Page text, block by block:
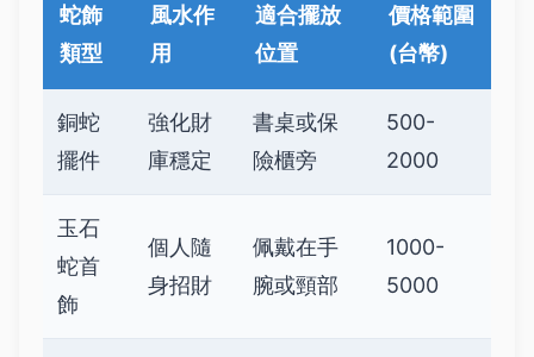
蛇飾
類型
風水作
用
適合擺放
位置
價格範圍
(台幣)
銅蛇
擺件
強化財
庫穩定
書桌或保
險櫃旁
500-
2000
玉石
蛇首
飾
個人隨
身招財
佩戴在手
腕或頸部
1000-
5000